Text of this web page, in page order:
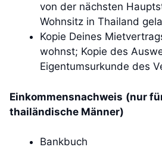
von der nächsten
Wohnsitz in Thailand
Kopie Deines
wohnst; Kopie des
Eigentumsurkunde des
Einkommensnachweis (nur
thailändische Männer)
Bankbuch